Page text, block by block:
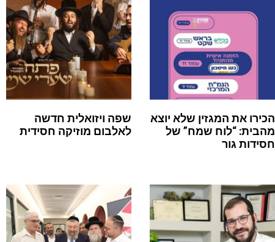
הכירו את המגזין שלא יוצא
מהבית: “לוח שמח” של
חסידות גור
שפה ויזואלית חדשה
לאלבום מוזיקה חסידית